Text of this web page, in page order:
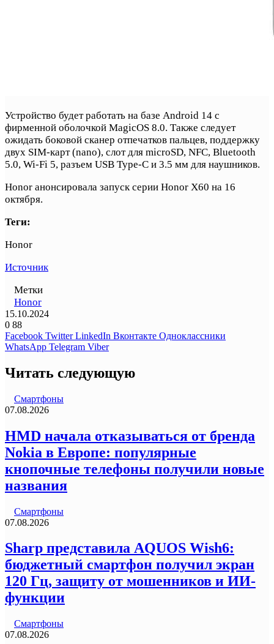
Устройство будет работать на базе Android 14 с
фирменной оболочкой MagicOS 8.0. Также следует
ожидать боковой сканер отпечатков пальцев, поддержку
двух SIM-карт (nano), слот для microSD, NFC, Bluetooth
5.0, Wi-Fi 5, разъем USB Type-C и 3.5 мм для наушников.
Honor анонсировала запуск серии Honor X60 на 16
октября.
Теги:
Honor
Источник
Метки
Honor
15.10.2024
0 88
Facebook Twitter LinkedIn Вконтакте Одноклассники
WhatsApp Telegram Viber
Читать следующую
Смартфоны
07.08.2026
HMD начала отказываться от бренда
Nokia в Европе: популярные
кнопочные телефоны получили новые
названия
Смартфоны
07.08.2026
Sharp представила AQUOS Wish6:
бюджетный смартфон получил экран
120 Гц, защиту от мошенников и ИИ-
функции
Смартфоны
07.08.2026